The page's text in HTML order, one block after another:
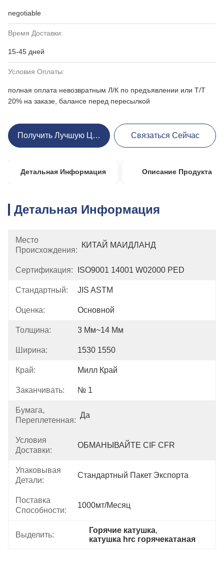
negotiable
Время Доставки:
15-45 дней
Условия Оплаты:
полная оплата невозвратным Л/К по предъявлении или Т/Т
20% на заказе, балансе перед пересылкой
Получить Лучшую Цену Связаться Сейчас
Детальная Информация Описание Продукта
Детальная Информация
Место
Происхождения:
КИТАЙ МАИДЛАНД
Сертификация: ISO9001 14001 W02000 PED
Стандартный: JIS ASTM
Оценка: Основной
Толщина: 3 Мм~14 Мм
Ширина: 1530 1550
Край: Милл Край
Заканчивать: № 1
Бумага,
Переплетенная:
Да
Условия
Доставки:
ОБМАНЫВАЙТЕ CIF CFR
Упаковывая
Детали:
Стандартный Пакет Экспорта
Поставка
Способности:
1000мт/месяц
Выделить:
Горячие катушка,
катушка hrc горячекатаная